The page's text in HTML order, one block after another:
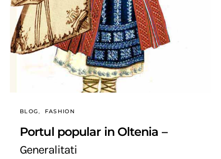
BLOG FASHION
Portul popular in Oltenia –
Generalitati